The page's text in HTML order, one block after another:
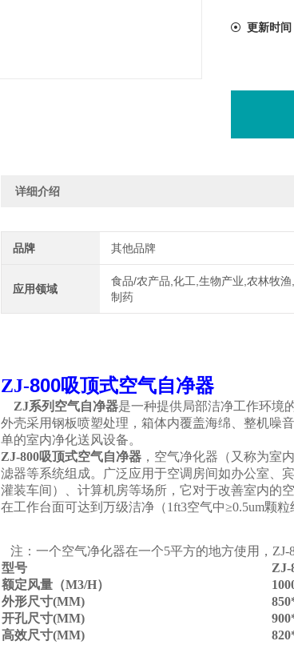
更新时间
详细介绍
品牌 其他品牌
应用领域
食品/农产品,化工,生物产业,农林牧
制药
ZJ-800吸顶式空气自净器
ZJ系列空气自净器是一种提供局部洁净工作环境
外壳采用钢板喷塑处理，箱体内覆盖海绵、整机噪
单的室内净化送风设备。
ZJ-800吸顶式空气自净器 ， 空气净化器 （又称为室
滤器等系统组成。广泛应用于空调房间如办公室、
灌装车间）、计算机房等场所，它对于改善室内的
在工作台面可达到万级洁净（1ft3空气中≥0.5um颗粒
注：一个空气净化器在一个5平方的地方使用， ZJ-
型号
ZJ-
额定风量（M3/H）
10
外形尺寸(MM)
开孔尺寸(MM)
高效尺寸(MM)